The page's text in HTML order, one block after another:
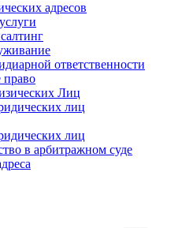
адресов
ответственности
право
Лиц
лиц
лиц
в арбитражном суде